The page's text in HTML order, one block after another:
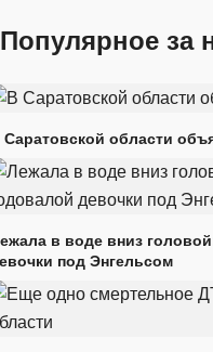
Популярное за
Саратовской области
в воде вниз
под Энгельсом